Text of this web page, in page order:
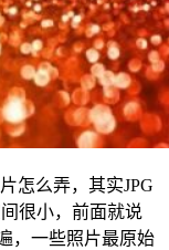
怎么弄，其实JPG
很小，前面就说
，一些照片最原始